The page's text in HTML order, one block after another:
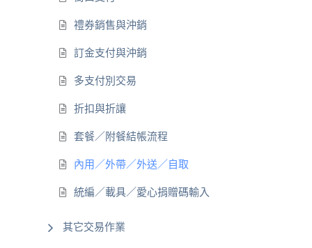
禮券銷售與沖銷
訂金支付與沖銷
多支付別交易
折扣與折讓
套餐／附餐結帳流程
內用／外帶／外送／自取
統編／載具／愛心捐贈碼輸入
其它交易作業